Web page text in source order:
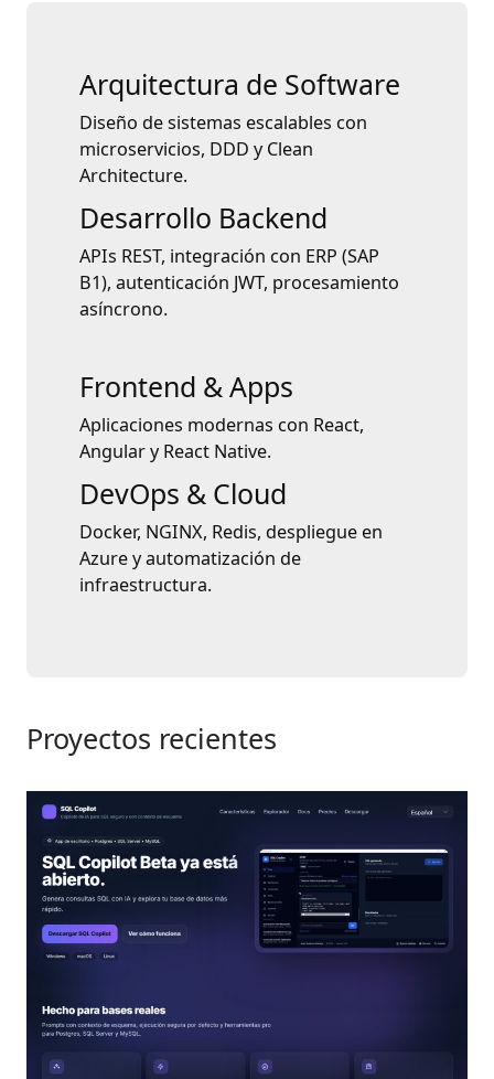
Arquitectura de Software
Diseño de sistemas escalables con
microservicios, DDD y Clean
Architecture.
Desarrollo Backend
APIs REST, integración con ERP (SAP
B1), autenticación JWT, procesamiento
asíncrono.
Frontend & Apps
Aplicaciones modernas con React,
Angular y React Native.
DevOps & Cloud
Docker, NGINX, Redis, despliegue en
Azure y automatización de
infraestructura.
Proyectos recientes